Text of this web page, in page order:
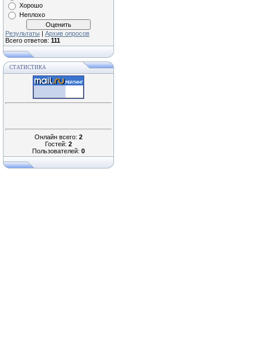
Хорошо
Неплохо
Результаты | Архив опросов
Всего ответов: 111
СТАТИСТИКА
Онлайн всего: 2
Гостей: 2
Пользователей: 0